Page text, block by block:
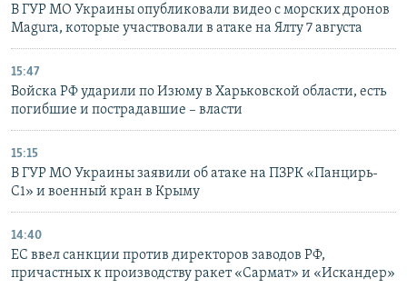
В ГУР МО Украины опубликовали видео с морских дронов
Magura, которые участвовали в атаке на Ялту 7 августа
15:47
Войска РФ ударили по Изюму в Харьковской области, есть
погибшие и пострадавшие – власти
15:15
В ГУР МО Украины заявили об атаке на ПЗРК «Панцирь-
С1» и военный кран в Крыму
14:40
ЕС ввел санкции против директоров заводов РФ,
причастных к производству ракет «Сармат» и «Искандер»